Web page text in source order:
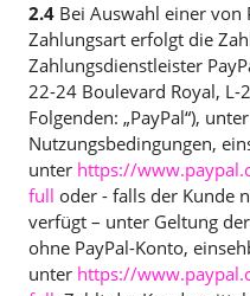
2.4 Bei Auswahl einer von
Zahlungsart erfolgt die
Zahlungsdienstleister
22-24 Boulevard Royal,
Folgenden: „PayPal“),
Nutzungsbedingungen,
unter https://
full oder - falls der Kunde
verfügt – unter Geltung
ohne PayPal-Konto,
unter https://